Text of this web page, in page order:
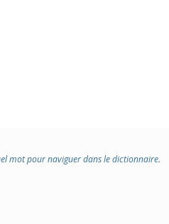
mot pour naviguer dans le dictionnaire.